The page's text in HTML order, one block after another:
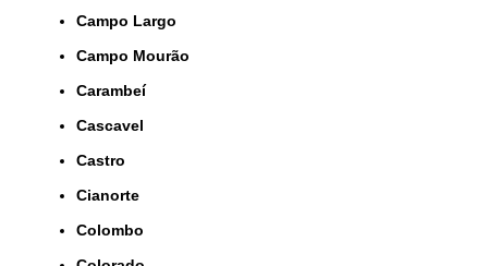
Campo Largo
Campo Mourão
Carambeí
Cascavel
Castro
Cianorte
Colombo